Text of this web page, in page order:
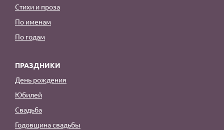
Стихи и проза
По именам
По годам
ПРАЗДНИКИ
День рождения
Юбилей
Свадьба
Годовщина свадьбы